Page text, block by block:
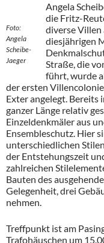
Foto:
Angela
Scheibe-
Jaeger
Angela
die Fritz-
diverse Villen
diesjährigen
Straße, die
führt, wurde
der ersten
Exter angelegt. Bereits
ganzer Länge relativ
Einzeldenkmäler aus
Ensembleschutz. Hier
unterschiedlichen
der Entstehungszeit
zahlreichen
Bauten des
Gelegenheit, drei
nehmen.
Treffpunkt ist am
Trafohäuschen um